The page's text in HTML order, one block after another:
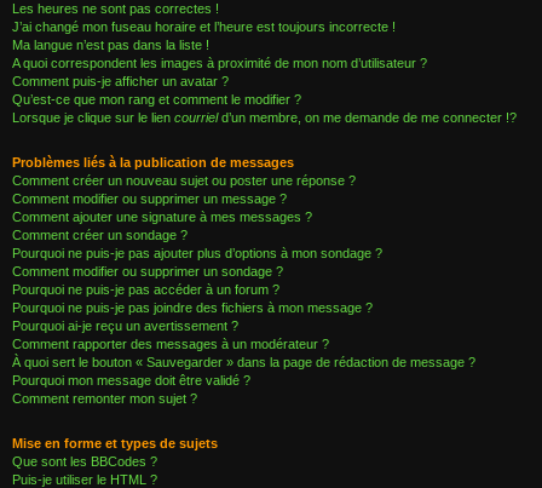
Les heures ne sont pas correctes !
J’ai changé mon fuseau horaire et l’heure est toujours incorrecte !
Ma langue n’est pas dans la liste !
A quoi correspondent les images à proximité de mon nom d’utilisateur ?
Comment puis-je afficher un avatar ?
Qu’est-ce que mon rang et comment le modifier ?
Lorsque je clique sur le lien courrield’un membre, on me demande de me connecter !?
Problèmes liés à la publication de messages
Comment créer un nouveau sujet ou poster une réponse ?
Comment modifier ou supprimer un message ?
Comment ajouter une signature à mes messages ?
Comment créer un sondage ?
Pourquoi ne puis-je pas ajouter plus d’options à mon sondage ?
Comment modifier ou supprimer un sondage ?
Pourquoi ne puis-je pas accéder à un forum ?
Pourquoi ne puis-je pas joindre des fichiers à mon message ?
Pourquoi ai-je reçu un avertissement ?
Comment rapporter des messages à un modérateur ?
À quoi sert le bouton « Sauvegarder » dans la page de rédaction de message ?
Pourquoi mon message doit être validé ?
Comment remonter mon sujet ?
Mise en forme et types de sujets
Que sont les BBCodes ?
Puis-je utiliser le HTML ?